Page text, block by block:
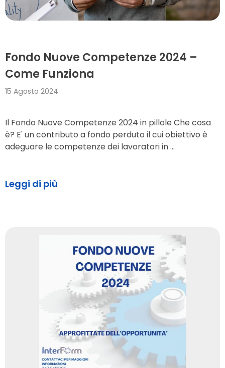
Fondo Nuove Competenze 2024 –
Come Funziona
15 Agosto 2024
Il Fondo Nuove Competenze 2024 in pillole Che cosa
è? E' un contributo a fondo perduto il cui obiettivo è
adeguare le competenze dei lavoratori in ...
Leggi di più